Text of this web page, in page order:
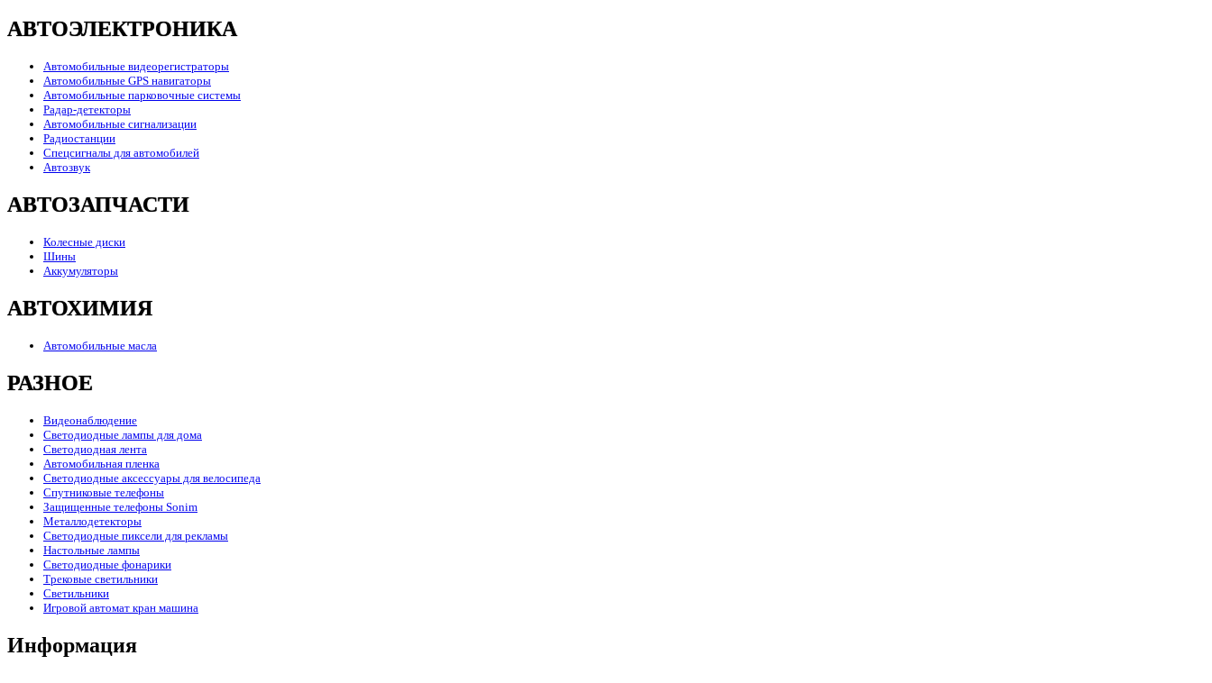
АВТОЭЛЕКТРОНИКА
Автомобильные видеорегистраторы
Автомобильные GPS навигаторы
Автомобильные парковочные системы
Радар-детекторы
Автомобильные сигнализации
Радиостанции
Спецсигналы для автомобилей
Автозвук
АВТОЗАПЧАСТИ
Колесные диски
Шины
Аккумуляторы
АВТОХИМИЯ
Автомобильные масла
РАЗНОЕ
Видеонаблюдение
Светодиодные лампы для дома
Светодиодная лента
Автомобильная пленка
Светодиодные аксессуары для велосипеда
Спутниковые телефоны
Защищенные телефоны Sonim
Металлодетекторы
Светодиодные пиксели для рекламы
Настольные лампы
Светодиодные фонарики
Трековые светильники
Светильники
Игровой автомат кран машина
Информация